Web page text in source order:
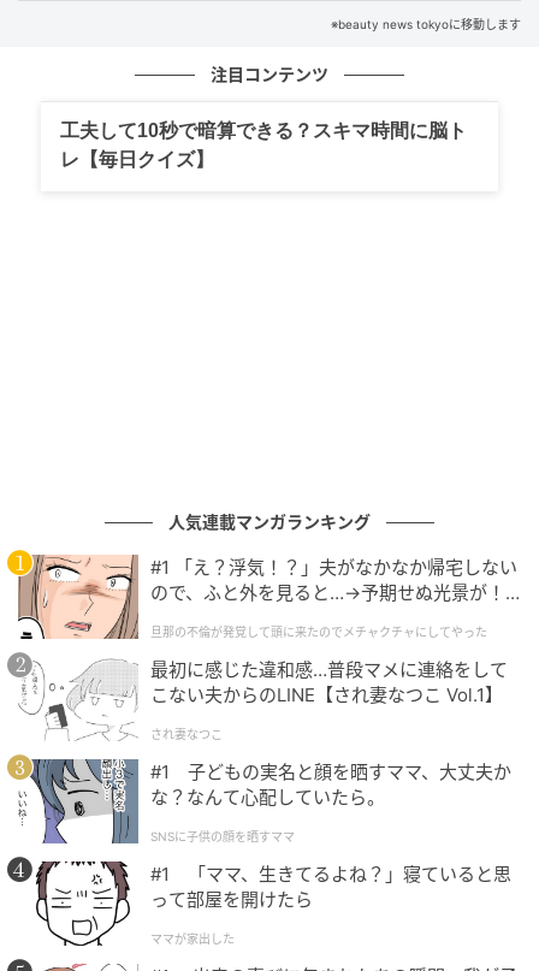
上品に着こなす正解ルール
例えば黒のシアーカーディガンなら、黒のリブインナ
ーを合わせるだけで統一感がアップ。インナーだけが
浮かず、すっきりと洗練された印象に仕上がります。
シアーアイテムは透け感が魅力だからこそ、色数を増
やしすぎないことも大切。迷ったときは同色合わせを
意識してみましょう。
白リブタンクは“抜け感作り”に活用
白のリブタンクトップは、40代・50代のシアーコーデ
で活躍する万能アイテムです。
※beauty news tokyoに移動します
注目コンテンツ
工夫して10秒で暗算できる？スキマ時間に脳ト
レ【毎日クイズ】
人気連載マンガランキング
#1 「え？浮気！？」夫がなかなか帰宅しない
ので、ふと外を見ると…→予期せぬ光景が！
クチャにしてやった
旦那の不倫が発覚して頭に来たのでメチャクチャにしてやった
最初に感じた違和感…普段マメに連絡をして
こない夫からのLINE【され妻なつこ Vol.1】
され妻なつこ
#1 子どもの実名と顔を晒すママ、大丈夫か
な？なんて心配していたら。
SNSに子供の顔を晒すママ
#1 「ママ、生きてるよね？」寝ていると思
って部屋を開けたら
ママが家出した